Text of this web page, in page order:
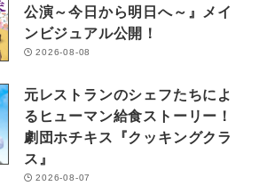
公演～今日から明日へ～』メイ
ンビジュアル公開！
2026-08-08
元レストランのシェフたちによ
るヒューマン給食ストーリー！
劇団ホチキス『クッキングクラ
ス』
2026-08-07